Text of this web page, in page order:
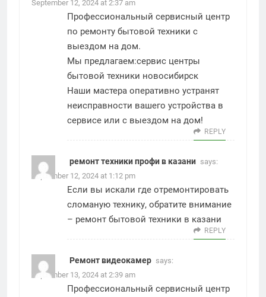
September 12, 2024 at 2:37 am
Профессиональный сервисный центр
по ремонту бытовой техники с
выездом на дом.
Мы предлагаем:сервис центры
бытовой техники новосибирск
Наши мастера оперативно устранят
неисправности вашего устройства в
сервисе или с выездом на дом!
REPLY
ремонт техники профи в казани says:
September 12, 2024 at 1:12 pm
Если вы искали где отремонтировать
сломаную технику, обратите внимание
– ремонт бытовой техники в казани
REPLY
Ремонт видеокамер says:
September 13, 2024 at 2:39 am
Профессиональный сервисный центр